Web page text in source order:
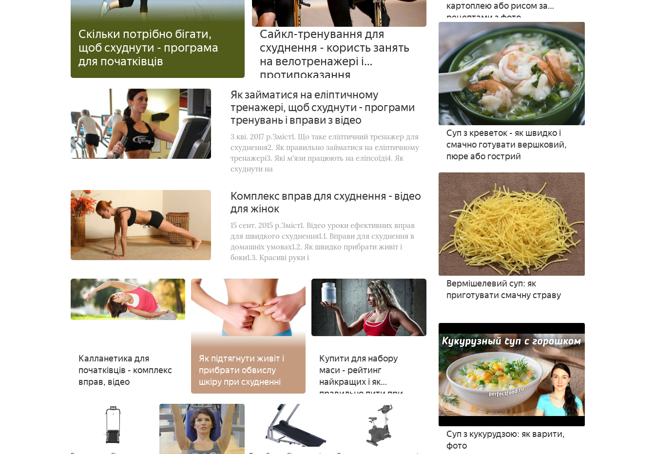
Скільки потрібно бігати,
щоб схуднути - програма
для початківців
Сайкл-тренування для
схуднення - користь занять
на велотренажері і
протипоказання
Як займатися на еліптичному
тренажері, щоб схуднути - програми
тренувань і вправи з відео
3 кві. 2017 р.Зміст1. Що таке еліптичний тренажер для
схуднення2. Як правильно займатися на еліптичному
тренажері3. Які м'язи працюють на еліпсоїді4. Як
схуднути на
Комплекс вправ для схуднення - відео
для жінок
15 сент. 2015 р.Зміст1. Відео уроки ефективних вправ
для швидкого схуднення1.1. Вправи для схуднення в
домашніх умовах1.2. Як швидко прибрати живіт і
боки1.3. Красиві руки і
Калланетика для
початківців - комплекс
вправ, відео
Як підтягнути живіт і
прибрати обвислу
шкіру при схудненні
Купити для набору
маси - рейтинг
найкращих і як
правильно пити при
регулярних заняттях
картоплею або рисом за
рецептами з фото
Суп з креветок - як швидко і
смачно готувати вершковий,
пюре або гострий
Вермішелевий суп: як
приготувати смачну страву
Суп з кукурудзою: як варити,
фото